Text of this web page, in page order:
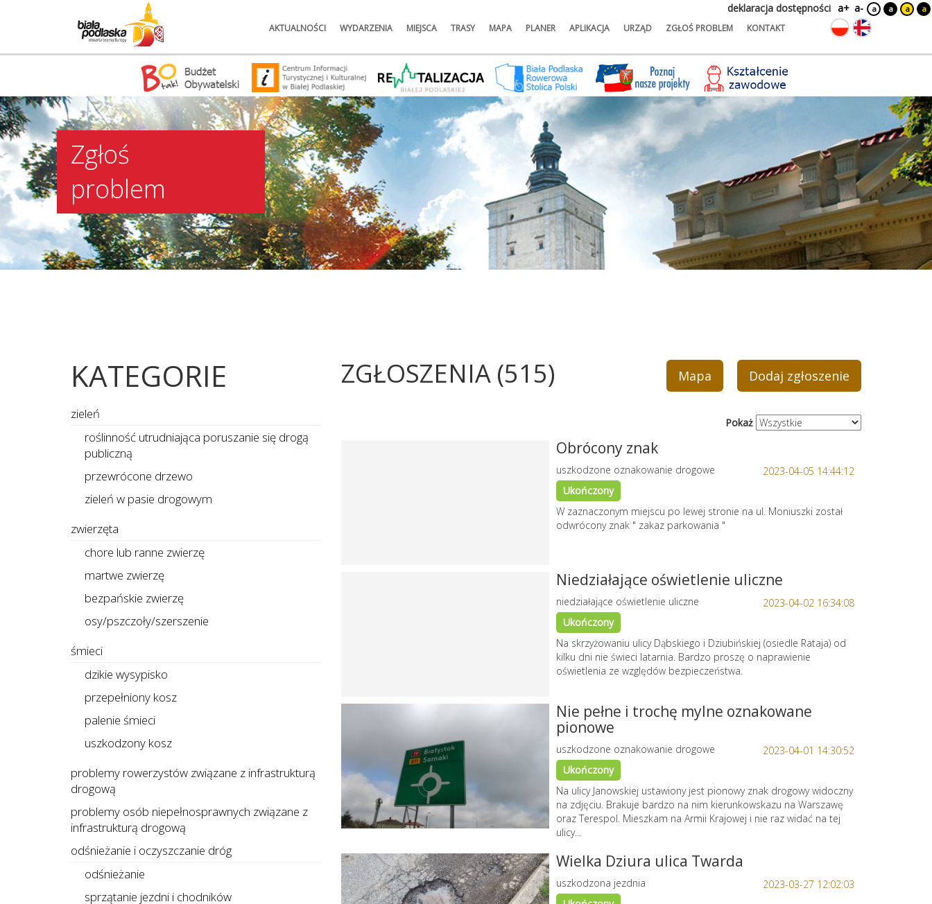
AKTUALNOŚCI WYDARZENIA MIEJSCA TRASY MAPA PLANER APLIKACJA URZĄD ZGŁOŚ PROBLEM KONTAKT
deklaracja dostępności a+ a- a a a a
Zgłoś
problem
Dodaj zgłoszenie
Mapa
ZGŁOSZENIA (515)
Pokaż
Obrócony znak
2023-04-05 14:44:12
uszkodzone oznakowanie drogowe
Ukończony
W zaznaczonym miejscu po lewej stronie na ul. Moniuszki został
odwrócony znak " zakaz parkowania "
Niedziałające oświetlenie uliczne
2023-04-02 16:34:08
niedziałające oświetlenie uliczne
Ukończony
Na skrzyżowaniu ulicy Dąbskiego i Dziubińskiej (osiedle Rataja) od
kilku dni nie świeci latarnia. Bardzo proszę o naprawienie
oświetlenia ze względów bezpieczeństwa.
Nie pełne i trochę mylne oznakowane
pionowe
2023-04-01 14:30:52
uszkodzone oznakowanie drogowe
Ukończony
Na ulicy Janowskiej ustawiony jest pionowy znak drogowy widoczny
na zdjęciu. Brakuje bardzo na nim kierunkowskazu na Warszawę
oraz Terespol. Mieszkam na Armii Krajowej i nie raz widać na tej
ulicy...
Wielka Dziura ulica Twarda
2023-03-27 12:02:03
uszkodzona jezdnia
KATEGORIE
zieleń
roślinność utrudniająca poruszanie się drogą
publiczną
przewrócone drzewo
zieleń w pasie drogowym
zwierzęta
chore lub ranne zwierzę
martwe zwierzę
bezpańskie zwierzę
osy/pszczoły/szerszenie
śmieci
dzikie wysypisko
przepełniony kosz
palenie śmieci
uszkodzony kosz
problemy rowerzystów związane z infrastrukturą
drogową
problemy osób niepełnosprawnych związane z
infrastrukturą drogową
odśnieżanie i oczyszczanie dróg
odśnieżanie
sprzątanie jezdni i chodników